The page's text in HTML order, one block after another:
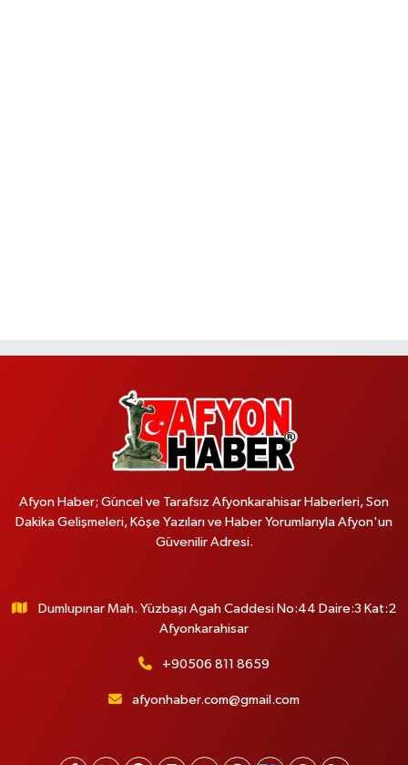
Afyon Haber; Güncel ve Tarafsız Afyonkarahisar Haberleri, Son
Dakika Gelişmeleri, Köşe Yazıları ve Haber Yorumlarıyla Afyon'un
Güvenilir Adresi.
Dumlupınar Mah. Yüzbaşı Agah Caddesi No:44 Daire:3 Kat:2
Afyonkarahisar
+90506 811 8659
afyonhaber.com@gmail.com